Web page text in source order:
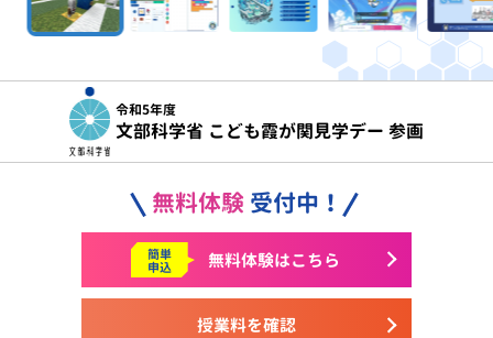
令和5年度
文部科学省 こども霞が関見学デー 参画
無料体験 受付中！
授業料を確認
簡単
申込 無料体験はこちら